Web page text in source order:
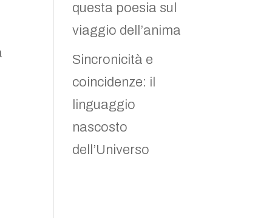
questa poesia sul
viaggio dell’anima
Sincronicità e
coincidenze: il
linguaggio
nascosto
dell’Universo